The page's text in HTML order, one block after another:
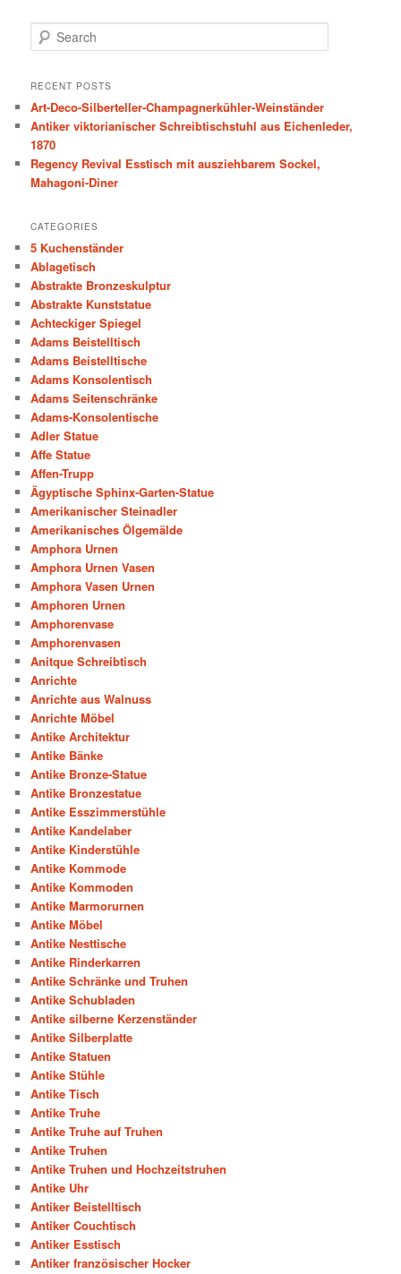
e
r
h
RECENT POSTS
Art-Deco-Silberteller-Champagnerkühler-Weinständer
Antiker viktorianischer Schreibtischstuhl aus Eichenleder,
1870
Regency Revival Esstisch mit ausziehbarem Sockel,
Mahagoni-Diner
CATEGORIES
5 Kuchenständer
Ablagetisch
Abstrakte Bronzeskulptur
Abstrakte Kunststatue
Achteckiger Spiegel
Adams Beistelltisch
Adams Beistelltische
Adams Konsolentisch
Adams Seitenschränke
Adams-Konsolentische
Adler Statue
Affe Statue
Affen-Trupp
Ägyptische Sphinx-Garten-Statue
Amerikanischer Steinadler
Amerikanisches Ölgemälde
Amphora Urnen
Amphora Urnen Vasen
Amphora Vasen Urnen
Amphoren Urnen
Amphorenvase
Amphorenvasen
Anitque Schreibtisch
Anrichte
Anrichte aus Walnuss
Anrichte Möbel
Antike Architektur
Antike Bänke
Antike Bronze-Statue
Antike Bronzestatue
Antike Esszimmerstühle
Antike Kandelaber
Antike Kinderstühle
Antike Kommode
Antike Kommoden
Antike Marmorurnen
Antike Möbel
Antike Nesttische
Antike Rinderkarren
Antike Schränke und Truhen
Antike Schubladen
Antike silberne Kerzenständer
Antike Silberplatte
Antike Statuen
Antike Stühle
Antike Tisch
Antike Truhe
Antike Truhe auf Truhen
Antike Truhen
Antike Truhen und Hochzeitstruhen
Antike Uhr
Antiker Beistelltisch
Antiker Couchtisch
Antiker Esstisch
Antiker französischer Hocker